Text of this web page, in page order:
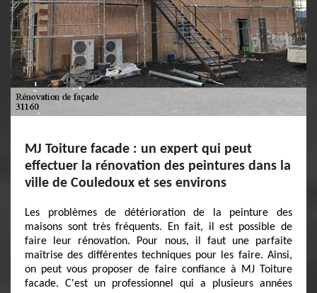
MJ Toiture facade : un expert qui peut
effectuer la rénovation des peintures dans la
ville de Couledoux et ses environs
Les problèmes de détérioration de la peinture des
maisons sont très fréquents. En fait, il est possible de
faire leur rénovation. Pour nous, il faut une parfaite
maîtrise des différentes techniques pour les faire. Ainsi,
on peut vous proposer de faire confiance à MJ Toiture
facade. C'est un professionnel qui a plusieurs années